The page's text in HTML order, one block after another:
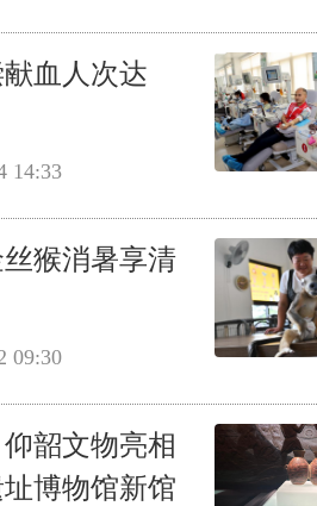
血人次达
14:33
猴消暑享清
09:30
韶文物亮相
博物馆新馆